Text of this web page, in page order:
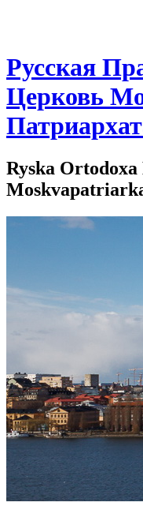
Русская
Церковь
Ryska